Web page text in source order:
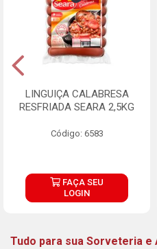
LINGUIÇA CALABRESA
RESFRIADA SEARA 2,5KG
Código: 6583
FAÇA SEU
LOGIN
Tudo para sua Sorveteria e